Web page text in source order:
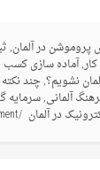
پروموشن در آلمان,
,آماده سازی کسب
نشویم؟,چند نکته
آلمانی,سرمایه
در آلمان